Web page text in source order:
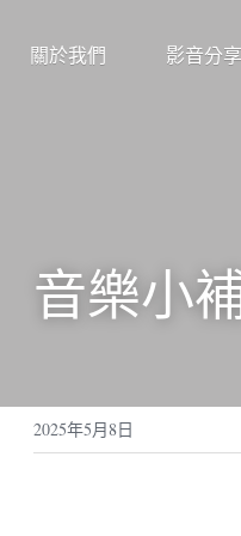
關於我們 影音分
音樂小
2025年5月8日